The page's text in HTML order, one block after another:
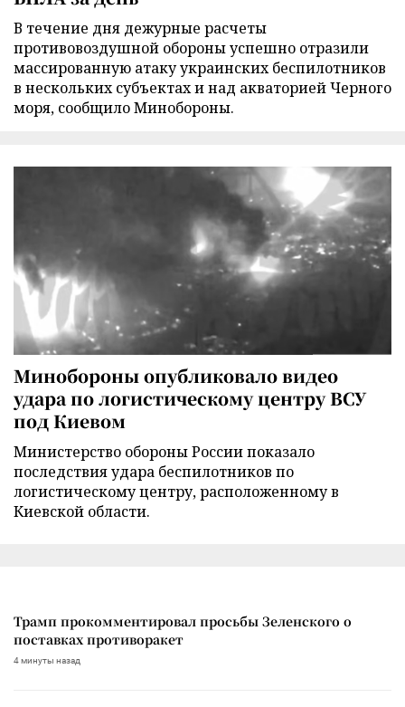
В течение дня дежурные расчеты
противовоздушной обороны успешно отразили
массированную атаку украинских беспилотников
в нескольких субъектах и над акваторией Черного
моря, сообщило Минобороны.
Минобороны опубликовало видео
удара по логистическому центру ВСУ
под Киевом
Министерство обороны России показало
последствия удара беспилотников по
логистическому центру, расположенному в
Киевской области.
Трамп прокомментировал просьбы Зеленского о
поставках противоракет
4 минуты назад